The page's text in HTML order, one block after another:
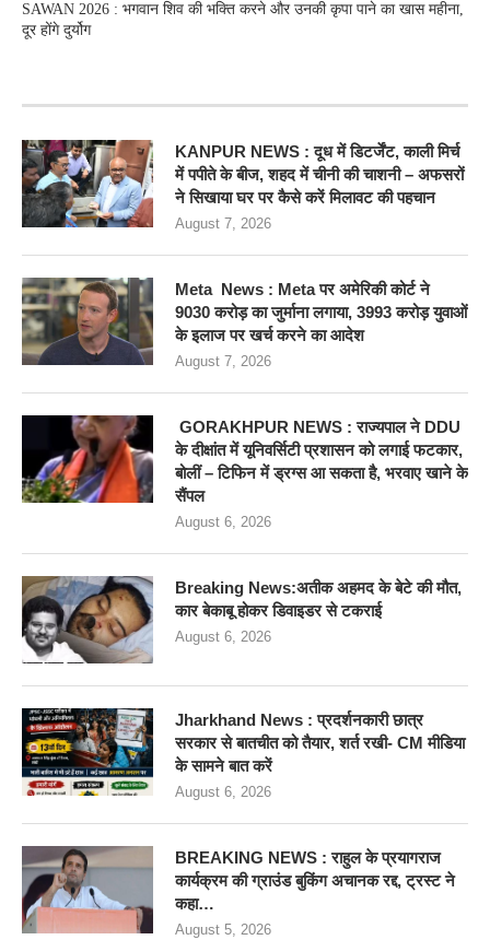
SAWAN 2026 : भगवान शिव की भक्ति करने और उनकी कृपा पाने का खास महीना,
दूर होंगे दुर्योग
KANPUR NEWS : दूध में डिटर्जेंट, काली मिर्च
में पपीते के बीज, शहद में चीनी की चाशनी – अफसरों
ने सिखाया घर पर कैसे करें मिलावट की पहचान
August 7, 2026
Meta News : Meta पर अमेरिकी कोर्ट ने
9030 करोड़ का जुर्माना लगाया, 3993 करोड़ युवाओं
के इलाज पर खर्च करने का आदेश
August 7, 2026
GORAKHPUR NEWS : राज्यपाल ने DDU
के दीक्षांत में यूनिवर्सिटी प्रशासन को लगाई फटकार,
बोलीं – टिफिन में ड्रग्स आ सकता है, भरवाए खाने के
सैंपल
August 6, 2026
Breaking News:अतीक अहमद के बेटे की मौत,
कार बेकाबू होकर डिवाइडर से टकराई
August 6, 2026
Jharkhand News : प्रदर्शनकारी छात्र
सरकार से बातचीत को तैयार, शर्त रखी- CM मीडिया
के सामने बात करें
August 6, 2026
BREAKING NEWS : राहुल के प्रयागराज
कार्यक्रम की ग्राउंड बुकिंग अचानक रद्द, ट्रस्ट ने
कहा…
August 5, 2026